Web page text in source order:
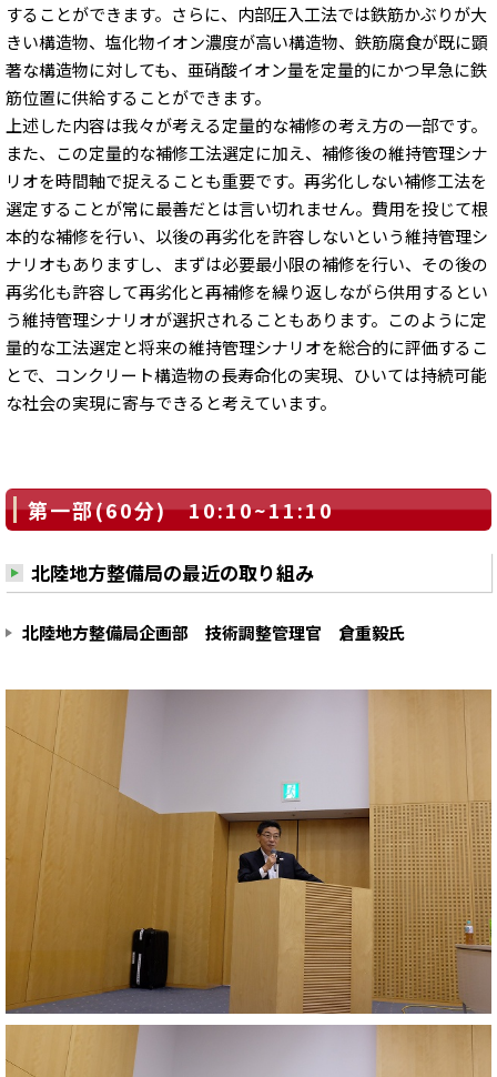
することができます。さらに、内部圧入工法では鉄筋かぶりが大
きい構造物、塩化物イオン濃度が高い構造物、鉄筋腐食が既に顕
著な構造物に対しても、亜硝酸イオン量を定量的にかつ早急に鉄
筋位置に供給することができます。
上述した内容は我々が考える定量的な補修の考え方の一部です。
また、この定量的な補修工法選定に加え、補修後の維持管理シナ
リオを時間軸で捉えることも重要です。再劣化しない補修工法を
選定することが常に最善だとは言い切れません。費用を投じて根
本的な補修を行い、以後の再劣化を許容しないという維持管理シ
ナリオもありますし、まずは必要最小限の補修を行い、その後の
再劣化も許容して再劣化と再補修を繰り返しながら供用するとい
う維持管理シナリオが選択されることもあります。このように定
量的な工法選定と将来の維持管理シナリオを総合的に評価するこ
とで、コンクリート構造物の長寿命化の実現、ひいては持続可能
な社会の実現に寄与できると考えています。
第一部(60分) 10:10~11:10
北陸地方整備局の最近の取り組み
北陸地方整備局企画部 技術調整管理官 倉重毅氏